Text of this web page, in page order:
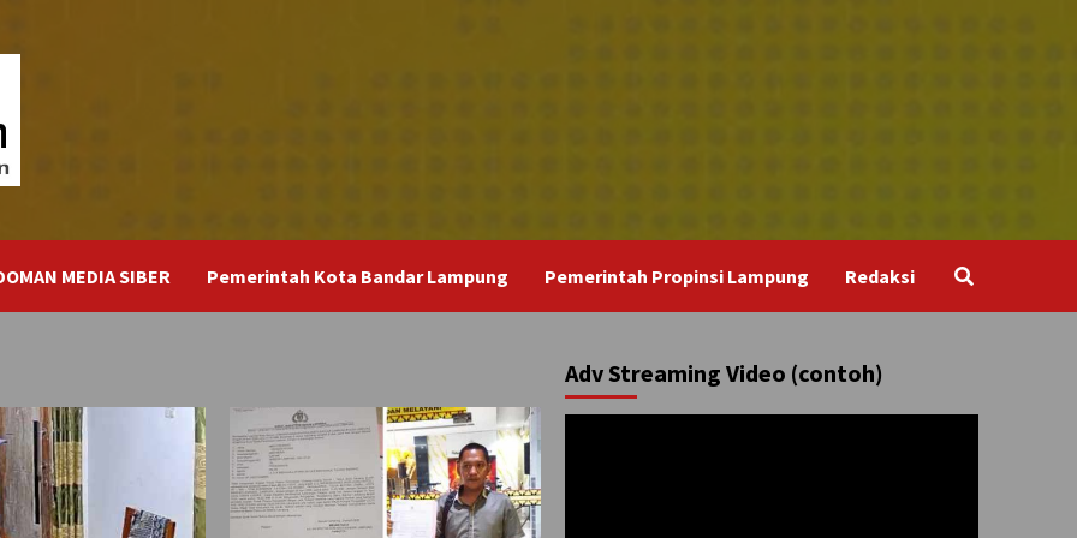
MEDIA SIBER Pemerintah Kota Bandar Lampung Pemerintah Propinsi Lampung Redaksi
Adv Streaming Video (contoh)